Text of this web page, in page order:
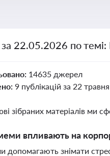
22.05.2026 по темі:
14635 джерел
9 публікацій за 22 травня
зібраних матеріалів ми
впливають на
допомагають знімати